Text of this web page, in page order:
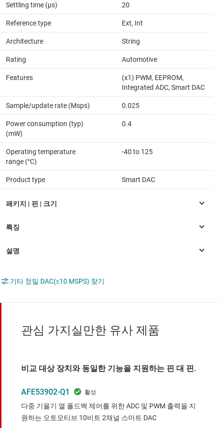
Settling time (µs) 20
Reference type Ext, Int
Architecture String
Rating Automotive
Features
(x1) PWM, EEPROM,
Integrated ADC, Smart DAC
Sample/update rate (Msps) 0.025
Power consumption (typ)
(mW)
0.4
Operating temperature
range (°C)
-40 to 125
Product type Smart DAC
기타 정밀 DAC(≤10 MSPS) 찾기
관심 가지실만한 유사 제품
비교 대상 장치와 동일한 기능을 지원하는 핀 대 핀.
AFE53902-Q1
다중 기울기 열 폴드백 제어를 위한 ADC 및 PWM 출력을 지
원하는 오토모티브 10비트 2채널 스마트 DAC